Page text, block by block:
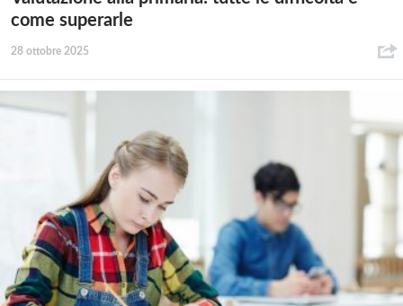
come superarle
28 ottobre 2025